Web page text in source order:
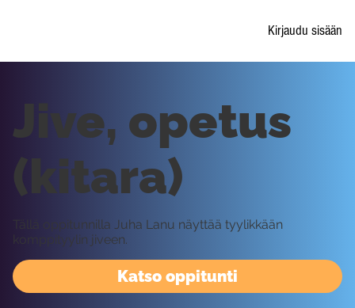
Kirjaudu sisään
Katso oppitunti
Jive, opetus
(kitara)
Tällä oppitunnilla Juha Lanu näyttää tyylikkään
komppityylin jiveen.